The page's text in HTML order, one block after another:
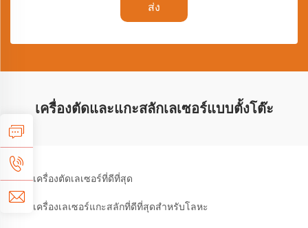
ส่ง
เครื่องตัดและแกะสลักเลเซอร์แบบตั้งโต๊ะ
เครื่องตัดเลเซอร์ที่ดีที่สุด
เครื่องเลเซอร์แกะสลักที่ดีที่สุดสำหรับโลหะ